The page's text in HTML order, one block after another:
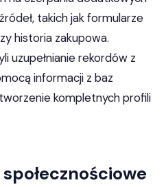
takich jak formularze
historia zakupowa.
uzupełnianie rekordów z
informacji z baz
kompletnych profili